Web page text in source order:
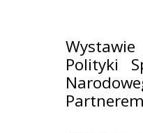
Polityki